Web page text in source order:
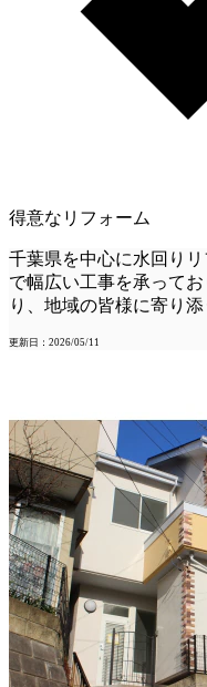
得意なリフォーム
千葉県を中心に水回り
で幅広い工事を承って
り、地域の皆様に寄り
更新日：2026/05/11